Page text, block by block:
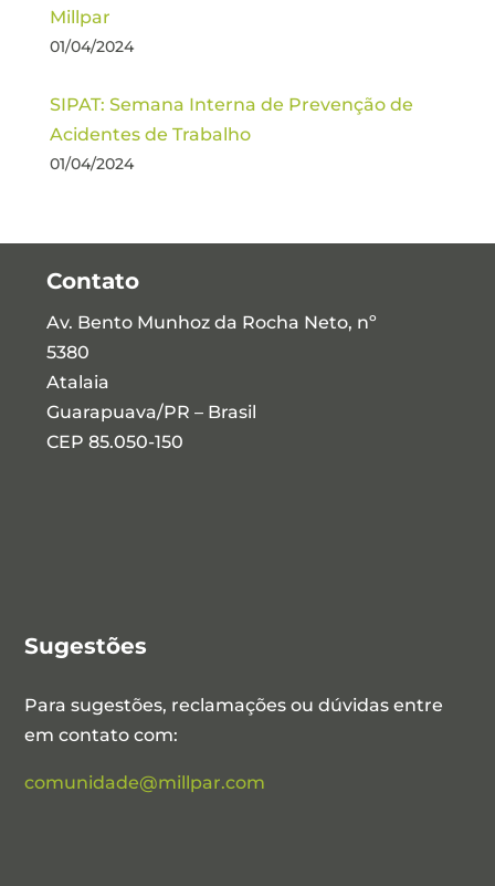
Millpar
01/04/2024
SIPAT: Semana Interna de Prevenção de
Acidentes de Trabalho
01/04/2024
Contato
Av. Bento Munhoz da Rocha Neto, nº
5380
Atalaia
Guarapuava/PR – Brasil
CEP 85.050-150
Sugestões
Para sugestões, reclamações ou dúvidas entre
em contato com:
comunidade@millpar.com